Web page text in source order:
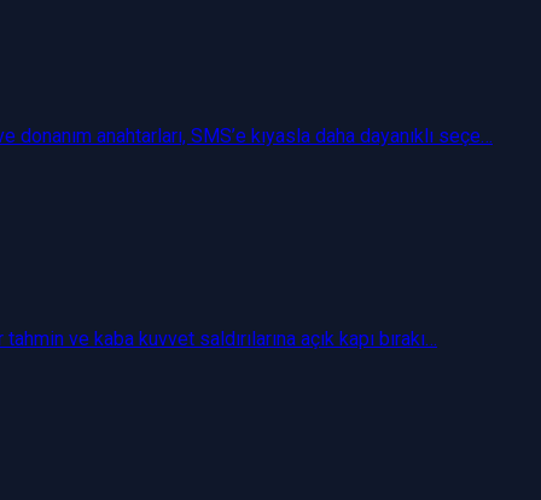
anahtarları, SMS’e kıyasla daha dayanıklı seçe…
ve kaba kuvvet saldırılarına açık kapı bırakı…